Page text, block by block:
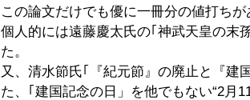
この論文だけでも優に一冊分の値打ちが
個人的には遠藤慶太氏の｢神武天皇の末
た。
又、清水節氏｢『紀元節』の廃止と『建
た、｢建国記念の日」を他でもない“2月